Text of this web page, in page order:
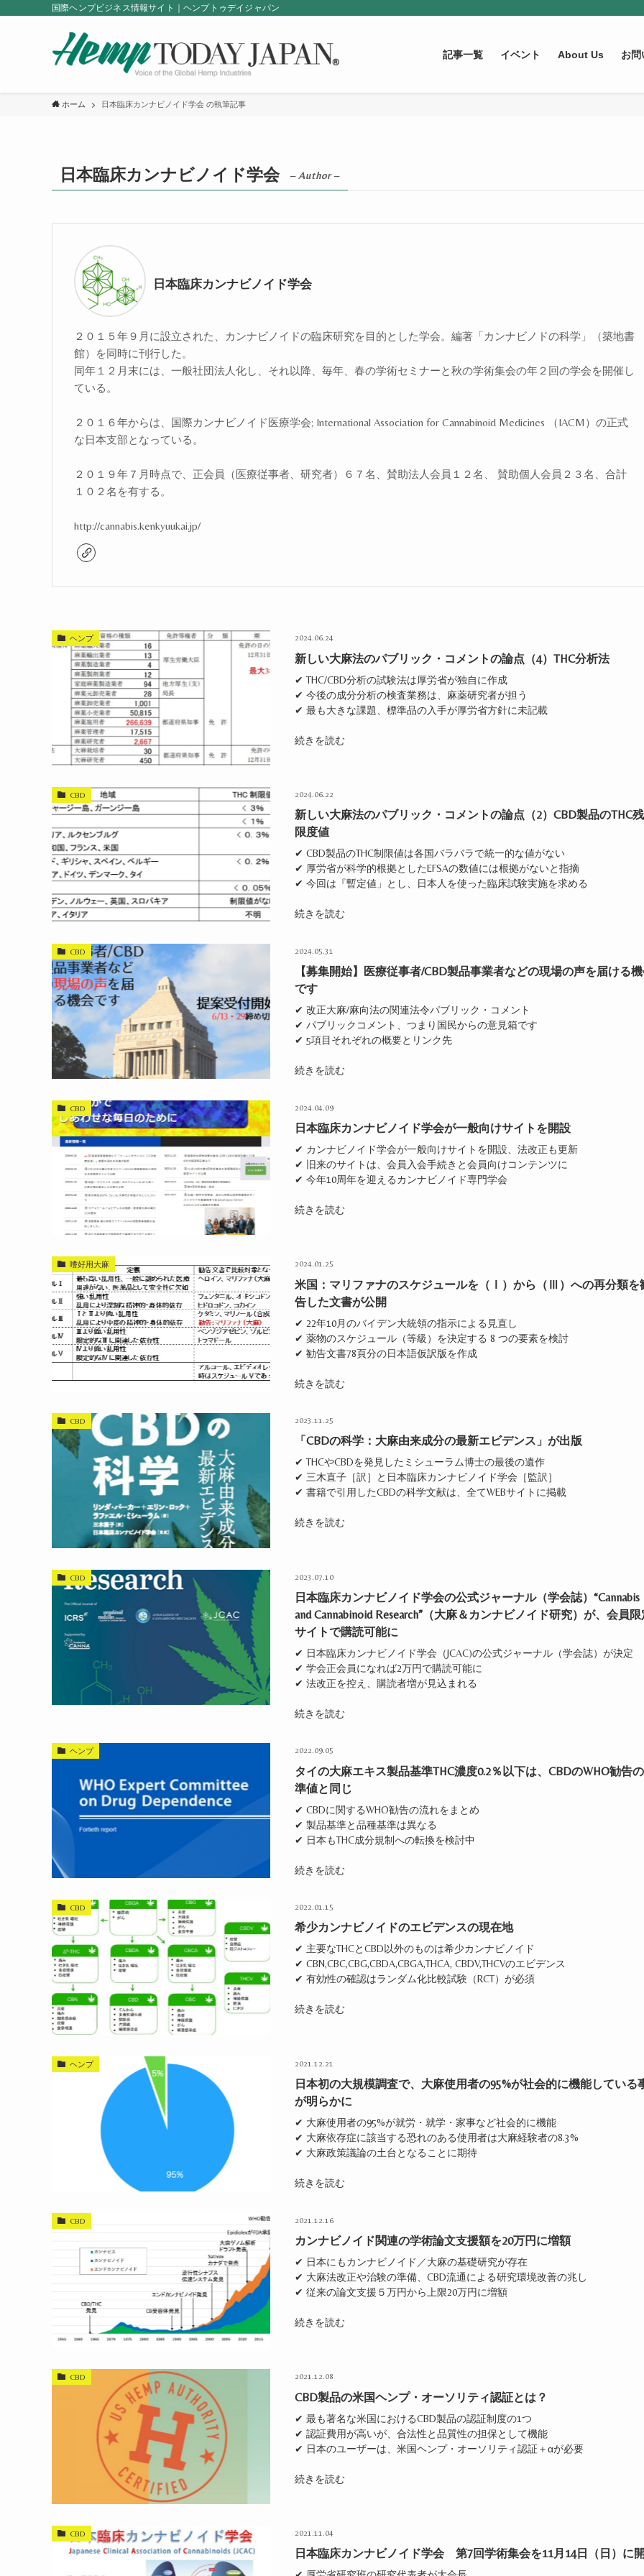
国際ヘンプビジネス情報サイト｜ヘンプトゥデイジャパン
記事一覧 イベント About Us お問
ホーム 日本臨床カンナビノイド学会 の執筆記事
日本臨床カンナビノイド学会 – Author –
日本臨床カンナビノイド学会
２０１５年９月に設立された、カンナビノイドの臨床研究を目的とした学会。編著「カンナビノドの科学」（築地書
館）を同時に刊行した。
同年１２月末には、一般社団法人化し、それ以降、毎年、春の学術セミナーと秋の学術集会の年２回の学会を開催し
ている。
２０１６年からは、国際カンナビノイド医療学会; International Association for Cannabinoid Medicines （IACM）の正式
な日本支部となっている。
２０１９年７月時点で、正会員（医療従事者、研究者）６７名、賛助法人会員１２名、 賛助個人会員２３名、合計
１０２名を有する。
http://cannabis.kenkyuukai.jp/
ヘンプ
新しい大麻法のパブリック・コメントの論点（4）THC分析法
✔ THC/CBD分析の試験法は厚労省が独自に作成
✔ 今後の成分分析の検査業務は、麻薬研究者が担う
✔ 最も大きな課題、標準品の入手が厚労省方針に未記載
続きを読む
2024.06.24
CBD
新しい大麻法のパブリック・コメントの論点（2）CBD製品のTHC
限度値
✔ CBD製品のTHC制限値は各国バラバラで統一的な値がない
✔ 厚労省が科学的根拠としたEFSAの数値には根拠がないと指摘
✔ 今回は『暫定値」とし、日本人を使った臨床試験実施を求める
続きを読む
2024.06.22
CBD
【募集開始】医療従事者/CBD製品事業者などの現場の声を届ける
です
✔ 改正大麻/麻向法の関連法令パブリック・コメント
✔ パブリックコメント、つまり国民からの意見箱です
✔ 5項目それぞれの概要とリンク先
続きを読む
2024.05.31
CBD
日本臨床カンナビノイド学会が一般向けサイトを開設
✔ カンナビノイド学会が一般向けサイトを開設、法改正も更新
✔ 旧来のサイトは、会員入会手続きと会員向けコンテンツに
✔ 今年10周年を迎えるカンナビノイド専門学会
続きを読む
2024.04.09
嗜好用大麻
米国：マリファナのスケジュールを（Ⅰ）から（Ⅲ）への再分類を
告した文書が公開
✔ 22年10月のバイデン大統領の指示による見直し
✔ 薬物のスケジュール（等級）を決定する 8 つの要素を検討
✔ 勧告文書78頁分の日本語仮訳版を作成
続きを読む
2024.01.25
CBD
「CBDの科学：大麻由来成分の最新エビデンス」が出版
✔ THCやCBDを発見したミシューラム博士の最後の遺作
✔ 三木直子［訳］と日本臨床カンナビノイド学会［監訳］
✔ 書籍で引用したCBDの科学文献は、全てWEBサイトに掲載
続きを読む
2023.11.25
CBD
日本臨床カンナビノイド学会の公式ジャーナル（学会誌）“Cannabis
and Cannabinoid Research”（大麻＆カンナビノイド研究）が、会員限
サイトで購読可能に
✔ 日本臨床カンナビノイド学会（JCAC)の公式ジャーナル（学会誌）が決定
✔ 学会正会員になれば2万円で購読可能に
✔ 法改正を控え、購読者増が見込まれる
続きを読む
2023.07.10
ヘンプ
タイの大麻エキス製品基準THC濃度0.2％以下は、CBDのWHO勧告
準値と同じ
✔ CBDに関するWHO勧告の流れをまとめ
✔ 製品基準と品種基準は異なる
✔ 日本もTHC成分規制への転換を検討中
続きを読む
2022.09.05
CBD
希少カンナビノイドのエビデンスの現在地
✔ 主要なTHCとCBD以外のものは希少カンナビノイド
✔ CBN,CBC,CBG,CBDA,CBGA,THCA, CBDV,THCVのエビデンス
✔ 有効性の確認はランダム化比較試験（RCT）が必須
続きを読む
2022.01.15
ヘンプ
日本初の大規模調査で、大麻使用者の95%が社会的に機能している
が明らかに
✔ 大麻使用者の95%が就労・就学・家事など社会的に機能
✔ 大麻依存症に該当する恐れのある使用者は大麻経験者の8.3%
✔ 大麻政策議論の土台となることに期待
続きを読む
2021.12.21
CBD
カンナビノイド関連の学術論文支援額を20万円に増額
✔ 日本にもカンナビノイド／大麻の基礎研究が存在
✔ 大麻法改正や治験の準備、CBD流通による研究環境改善の兆し
✔ 従来の論文支援５万円から上限20万円に増額
続きを読む
2021.12.16
CBD
CBD製品の米国ヘンプ・オーソリティ認証とは？
✔ 最も著名な米国におけるCBD製品の認証制度の1つ
✔ 認証費用が高いが、合法性と品質性の担保として機能
✔ 日本のユーザーは、米国ヘンプ・オーソリティ認証＋αが必要
続きを読む
2021.12.08
CBD
日本臨床カンナビノイド学会 第7回学術集会を11月14日（日）に
2021.11.04